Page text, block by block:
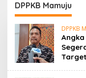
DPPKB Mamuju
DPPKB